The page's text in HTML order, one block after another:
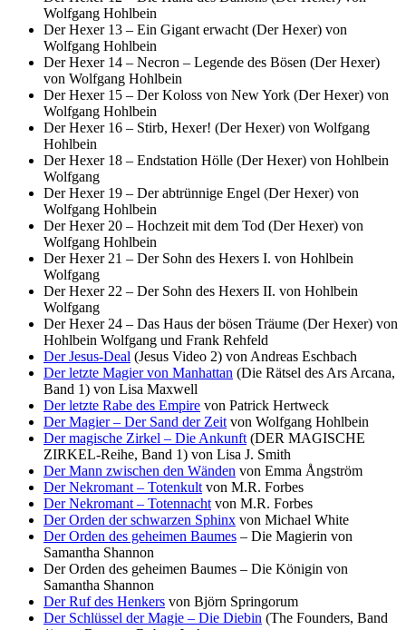
Wolfgang Hohlbein
Der Hexer 13 – Ein Gigant erwacht (Der Hexer) von
Wolfgang Hohlbein
Der Hexer 14 – Necron – Legende des Bösen (Der Hexer)
von Wolfgang Hohlbein
Der Hexer 15 – Der Koloss von New York (Der Hexer) von
Wolfgang Hohlbein
Der Hexer 16 – Stirb, Hexer! (Der Hexer) von Wolfgang
Hohlbein
Der Hexer 18 – Endstation Hölle (Der Hexer) von Hohlbein
Wolfgang
Der Hexer 19 – Der abtrünnige Engel (Der Hexer) von
Wolfgang Hohlbein
Der Hexer 20 – Hochzeit mit dem Tod (Der Hexer) von
Wolfgang Hohlbein
Der Hexer 21 – Der Sohn des Hexers I. von Hohlbein
Wolfgang
Der Hexer 22 – Der Sohn des Hexers II. von Hohlbein
Wolfgang
Der Hexer 24 – Das Haus der bösen Träume (Der Hexer) von
Hohlbein Wolfgang und Frank Rehfeld
Der Jesus-Deal (Jesus Video 2) von Andreas Eschbach
Der letzte Magier von Manhattan (Die Rätsel des Ars Arcana,
Band 1) von Lisa Maxwell
Der letzte Rabe des Empire von Patrick Hertweck
Der Magier – Der Sand der Zeit von Wolfgang Hohlbein
Der magische Zirkel – Die Ankunft (DER MAGISCHE
ZIRKEL-Reihe, Band 1) von Lisa J. Smith
Der Mann zwischen den Wänden von Emma Ångström
Der Nekromant – Totenkult von M.R. Forbes
Der Nekromant – Totennacht von M.R. Forbes
Der Orden der schwarzen Sphinx von Michael White
Der Orden des geheimen Baumes – Die Magierin von
Samantha Shannon
Der Orden des geheimen Baumes – Die Königin von
Samantha Shannon
Der Ruf des Henkers von Björn Springorum
Der Schlüssel der Magie – Die Diebin (The Founders, Band